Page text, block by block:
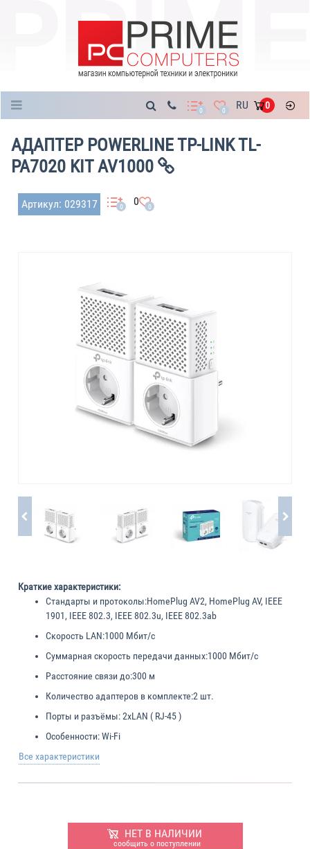
0 0 RU 0
АДАПТЕР POWERLINE TP-LINK TL-
PA7020 KIT AV1000
Артикул: 029317 0 0 0
Краткие характеристики:
Стандарты и протоколы:HomePlug AV2, HomePlug AV, IEEE
1901, IEEE 802.3, IEEE 802.3u, IEEE 802.3ab
Скорость LAN:1000 Мбит/с
Суммарная скорость передачи данных:1000 Мбит/с
Расстояние связи до:300 м
Количество адаптеров в комплекте:2 шт.
Порты и разъёмы:2xLAN ( RJ-45 )
Особенности:Wi-Fi
Все характеристики
НЕТ В НАЛИЧИИ
сообщить о поступлении